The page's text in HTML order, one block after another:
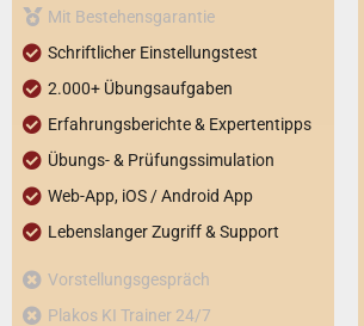
Mit Bestehensgarantie
Schriftlicher Einstellungstest
2.000+ Übungsaufgaben
Erfahrungsberichte & Expertentipps​
Übungs- & Prüfungssimulation​
Web-App, iOS / Android App​
Lebenslanger Zugriff & Support​
Vorstellungsgespräch
Plakos KI Trainer 24/7